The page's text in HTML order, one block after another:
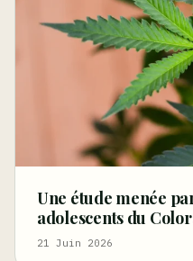
Une étude menée
adolescents du
de cannabis
21 Juin 2026